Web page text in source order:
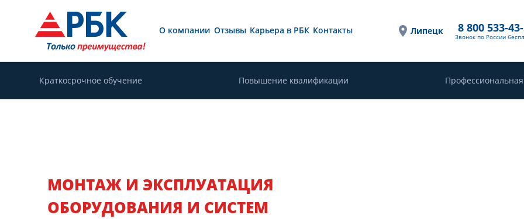
МОНТАЖ И ЭКСПЛУАТАЦИЯ
ОБОРУДОВАНИЯ И СИСТЕМ
О компании Отзывы Карьера в РБК Контакты Липецк 8 800 533-
Звонок по России
Краткосрочное обучение Повышение квалификации